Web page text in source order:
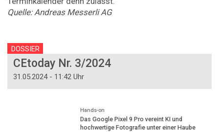
Quelle: Andreas Messerli AG
DOSSIER
CEtoday Nr. 3/2024
31.05.2024 - 11:42 Uhr
Hands-on
Das Google Pixel 9 Pro vereint KI und
hochwertige Fotografie unter einer Haube